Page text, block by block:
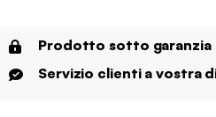
Prodotto sotto garanzia
Servizio clienti a vostra